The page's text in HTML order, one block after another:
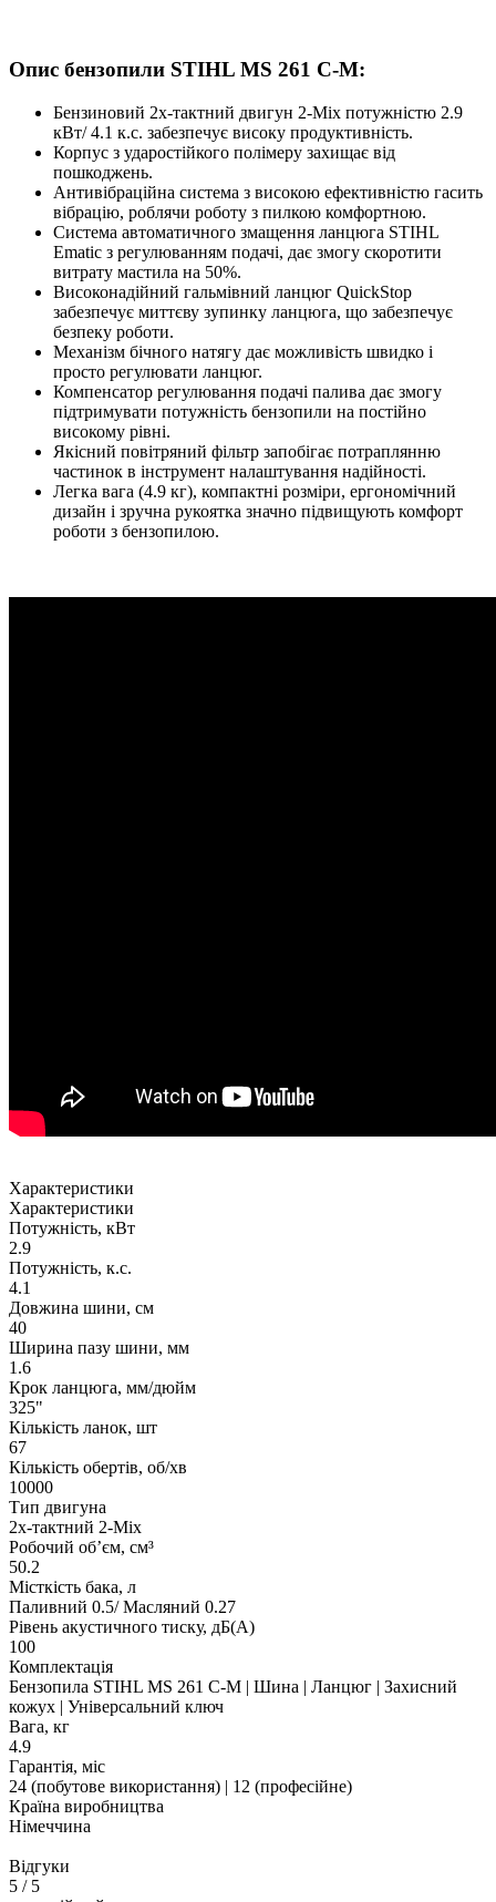
Опис бензопили STIHL MS 261 C-М:
Бензиновий 2х-тактний двигун 2-Mix потужністю 2.9
кВт/ 4.1 к.с. забезпечує високу продуктивність.
Корпус з ударостійкого полімеру захищає від
пошкоджень.
Антивібраційна система з високою ефективністю гасить
вібрацію, роблячи роботу з пилкою комфортною.
Система автоматичного змащення ланцюга STIHL
Ematic з регулюванням подачі, дає змогу скоротити
витрату мастила на 50%.
Високонадійний гальмівний ланцюг QuickStop
забезпечує миттєву зупинку ланцюга, що забезпечує
безпеку роботи.
Механізм бічного натягу дає можливість швидко і
просто регулювати ланцюг.
Компенсатор регулювання подачі палива дає змогу
підтримувати потужність бензопили на постійно
високому рівні.
Якісний повітряний фільтр запобігає потраплянню
частинок в інструмент налаштування надійності.
Легка вага (4.9 кг), компактні розміри, ергономічний
дизайн і зручна рукоятка значно підвищують комфорт
роботи з бензопилою.
Характеристики
Характеристики
Потужність, кВт
2.9
Потужність, к.с.
4.1
Довжина шини, см
40
Ширина пазу шини, мм
1.6
Крок ланцюга, мм/дюйм
325"
Кількість ланок, шт
67
Кількість обертів, об/хв
10000
Тип двигуна
2х-тактний 2-Mix
Робочий об’єм, см³
50.2
Місткість бака, л
Паливний 0.5/ Масляний 0.27
Рівень акустичного тиску, дБ(A)
100
Комплектація
Бензопила STIHL MS 261 C-М | Шина | Ланцюг | Захисний
кожух | Універсальний ключ
Вага, кг
4.9
Гарантія, міс
24 (побутове використання) | 12 (професійне)
Країна виробництва
Німеччина
Відгуки
5 / 5